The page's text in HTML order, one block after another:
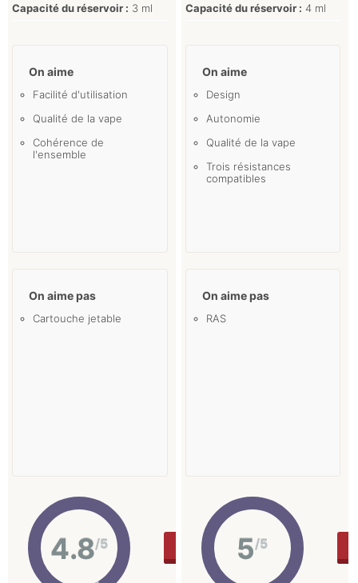
Capacité du réservoir : 3 ml
On aime
Facilité d'utilisation
Qualité de la vape
Cohérence de
l'ensemble
On aime pas
Cartouche jetable
4.8/5 ACHETER 17.9 €
Capacité du réservoir : 4 ml
On aime
Design
Autonomie
Qualité de la vape
Trois résistances
compatibles
On aime pas
RAS
5/5